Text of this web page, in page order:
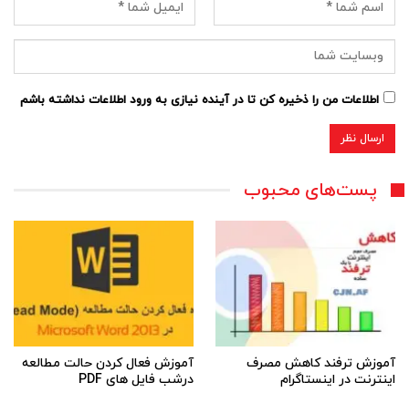
اطلاعات من را ذخیره کن تا در آینده نیازی به ورود اطلاعات نداشته باشم
پست‌های محبوب
آموزش ترفند کاهش مصرف
اینترنت در اینستاگرام
آموزش فعال کردن حالت مطالعه
درشب فایل های PDF